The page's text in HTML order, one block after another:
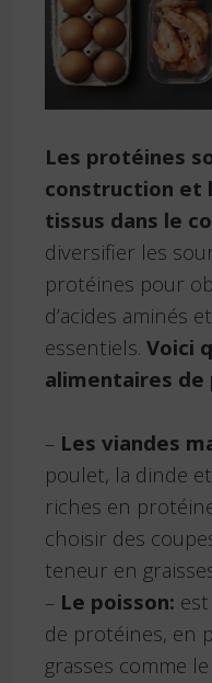
Les protéines
construction et
tissus dans le
diversifier les
protéines pour
d’acides aminés
essentiels.Voici
alimentaires de
– Les viandes
poulet, la dinde
riches en
choisir des
teneur en
– Le poisson:
de protéines, en
grasses comme